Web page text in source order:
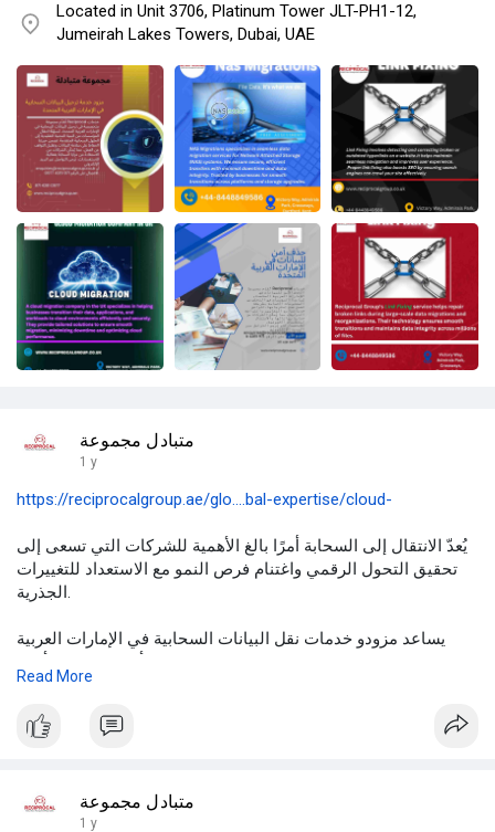
Located in Unit 3706, Platinum Tower JLT-PH1-12,
Jumeirah Lakes Towers, Dubai, UAE
متبادل مجموعة
1 y
https://reciprocalgroup.ae/glo....bal-expertise/cloud-
يُعدّ الانتقال إلى السحابة أمرًا بالغ الأهمية للشركات التي تسعى إلى
تحقيق التحول الرقمي واغتنام فرص النمو مع الاستعداد للتغييرات
الجذرية.
يساعد مزودو خدمات نقل البيانات السحابية في الإمارات العربية
إلى منصات سحابية مثل AWS وAzure وGoogle Cloud. يقدم هؤلاء
Read More
متبادل مجموعة
1 y